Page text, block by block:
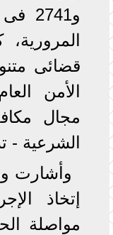
مجال
الشرعية -
وأشارت
إتخاذ
مواصلة